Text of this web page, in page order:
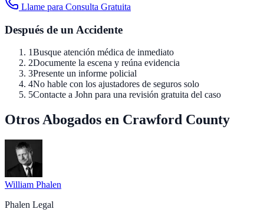
Llame para Consulta Gratuita
Después de un Accidente
1Busque atención médica de inmediato
2Documente la escena y reúna evidencia
3Presente un informe policial
4No hable con los ajustadores de seguros solo
5Contacte a John para una revisión gratuita del caso
Otros Abogados en Crawford County
William Phalen
Phalen Legal